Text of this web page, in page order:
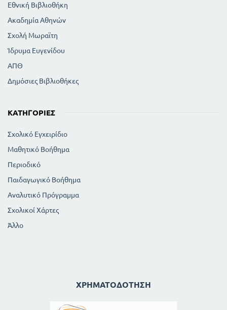
Εθνική Βιβλιοθήκη
Ακαδημία Αθηνών
Σχολή Μωραϊτη
Ίδρυμα Ευγενίδου
ΑΠΘ
Δημόσιες Βιβλιοθήκες
ΚΑΤΗΓΟΡΊΕΣ
Σχολικό Εγχειρίδιο
Μαθητικό Βοήθημα
Περιοδικό
Παιδαγωγικό Βοήθημα
Αναλυτικό Πρόγραμμα
Σχολικοί Χάρτες
Άλλο
ΧΡΗΜΑΤΟΔΌΤΗΣΗ